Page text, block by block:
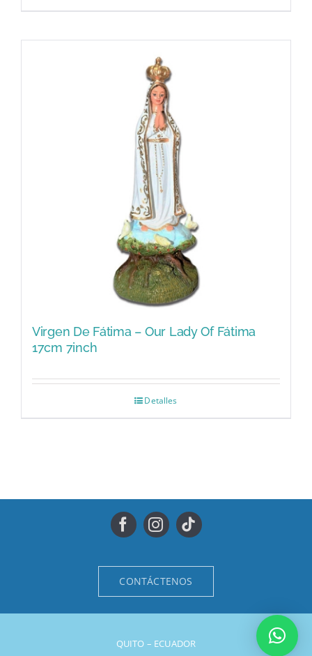
Virgen De Fátima – Our Lady Of Fátima
17cm 7inch
Detalles
CONTÁCTENOS
QUITO – ECUADOR